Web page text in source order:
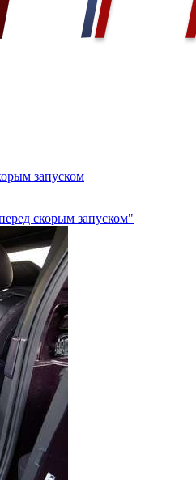
запуском
скорым запуском"